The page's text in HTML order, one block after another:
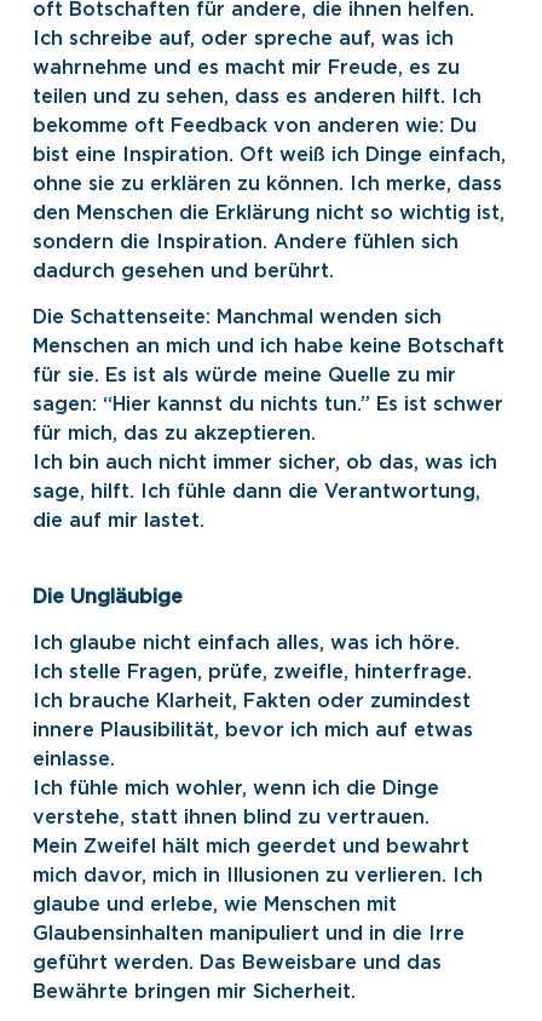
oft Botschaften für andere, die ihnen helfen.
Ich schreibe auf, oder spreche auf, was ich
wahrnehme und es macht mir Freude, es zu
teilen und zu sehen, dass es anderen hilft. Ich
bekomme oft Feedback von anderen wie: Du
bist eine Inspiration. Oft weiß ich Dinge einfach,
ohne sie zu erklären zu können. Ich merke, dass
den Menschen die Erklärung nicht so wichtig ist,
sondern die Inspiration. Andere fühlen sich
dadurch gesehen und berührt.
Die Schattenseite: Manchmal wenden sich
Menschen an mich und ich habe keine Botschaft
für sie. Es ist als würde meine Quelle zu mir
sagen: “Hier kannst du nichts tun.” Es ist schwer
für mich, das zu akzeptieren.
Ich bin auch nicht immer sicher, ob das, was ich
sage, hilft. Ich fühle dann die Verantwortung,
die auf mir lastet.
Die Ungläubige
Ich glaube nicht einfach alles, was ich höre.
Ich stelle Fragen, prüfe, zweifle, hinterfrage.
Ich brauche Klarheit, Fakten oder zumindest
innere Plausibilität, bevor ich mich auf etwas
einlasse.
Ich fühle mich wohler, wenn ich die Dinge
verstehe, statt ihnen blind zu vertrauen.
Mein Zweifel hält mich geerdet und bewahrt
mich davor, mich in Illusionen zu verlieren. Ich
glaube und erlebe, wie Menschen mit
Glaubensinhalten manipuliert und in die Irre
geführt werden. Das Beweisbare und das
Bewährte bringen mir Sicherheit.